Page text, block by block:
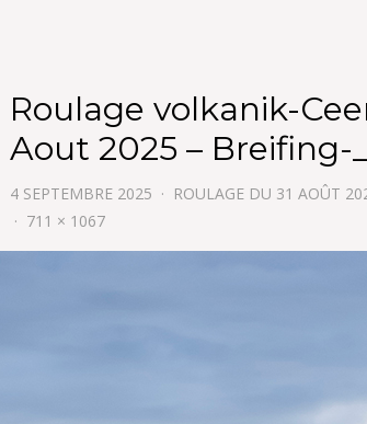
Roulage volkanik-
Aout 2025 – Breifing-
4 SEPTEMBRE 2025
ROULAGE DU 31 AOÛT
711 × 1067